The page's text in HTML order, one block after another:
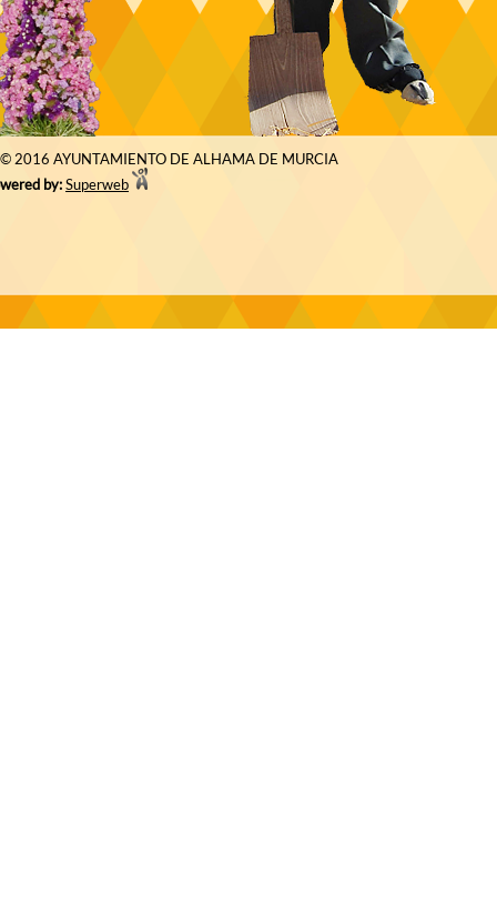
© 2016 AYUNTAMIENTO DE ALHAMA DE MURCIA
by:Superweb